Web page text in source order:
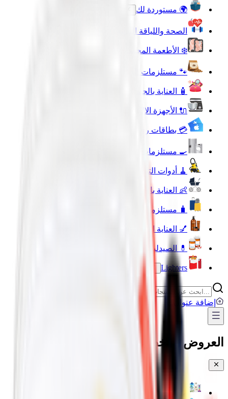
🌍 مستوردة لك
الصحة واللياقة البدنية
❄️ الأطعمة المجمدة
🐾 مستلزمات الحيوانات الأليفة
🧴 العناية بالجمال والعطورات
🔌 الأجهزة الالكترونية
💳 بطاقات رقمية
🍳 مستلزمات المنزل والمطبخ
🧹 أدوات التنظيف المنزلية
👶 العناية بالطفل والأم
🧳 مستلزمات السفر والأنشطة الخارجية
💅 العناية الشخصية
💊 الصيدلية
Lighters
إضافة عنوان
العروض والخصومات
مياه جوز الهند والشجر